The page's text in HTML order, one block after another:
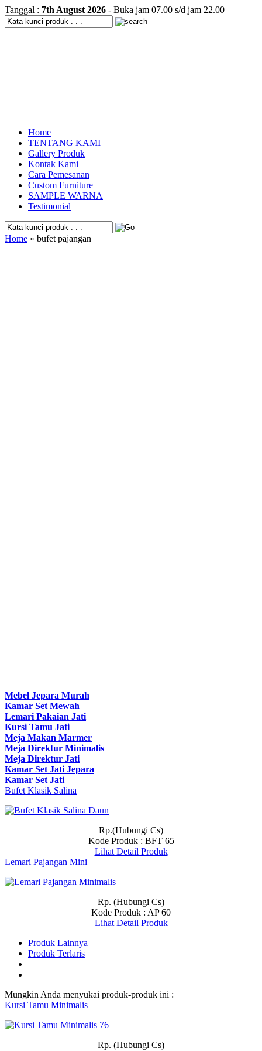
Tanggal : 7th August 2026 - Buka jam 07.00 s/d jam 22.00
Home
TENTANG KAMI
Gallery Produk
Kontak Kami
Cara Pemesanan
Custom Furniture
SAMPLE WARNA
Testimonial
Home » bufet pajangan
Mebel Jepara Murah
Kamar Set Mewah
Lemari Pakaian Jati
Kursi Tamu Jati
Meja Makan Marmer
Meja Direktur Minimalis
Meja Direktur Jati
Kamar Set Jati Jepara
Kamar Set Jati
Bufet Klasik Salina
Rp.(Hubungi Cs)
Kode Produk : BFT 65
Lihat Detail Produk
Lemari Pajangan Mini
Rp. (Hubungi Cs)
Kode Produk : AP 60
Lihat Detail Produk
Produk Lainnya
Produk Terlaris
Mungkin Anda menyukai produk-produk ini :
Kursi Tamu Minimalis
Rp. (Hubungi Cs)